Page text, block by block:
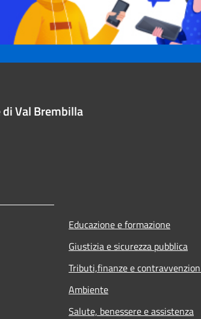
di Val Brembilla
Educazione e formazione
Giustizia e sicurezza pubblica
Tributi,finanze e
Ambiente
Salute, benessere e assistenza